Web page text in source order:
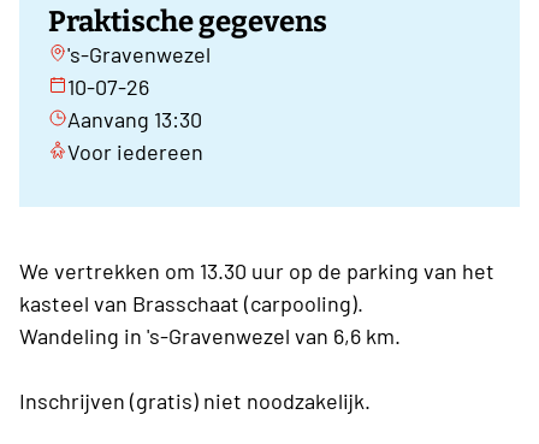
Praktische gegevens
's-Gravenwezel
10-07-26
Aanvang 13:30
Voor iedereen
We vertrekken om 13.30 uur op de parking van het
kasteel van Brasschaat (carpooling).
Wandeling in 's-Gravenwezel van 6,6 km.
Inschrijven (gratis) niet noodzakelijk.